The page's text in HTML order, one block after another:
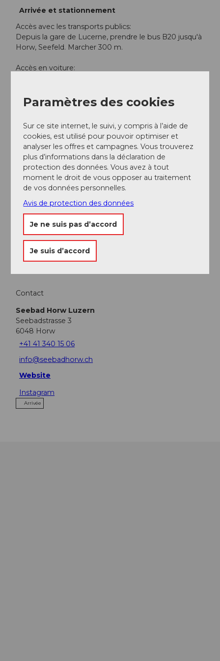
Arrivée et stationnement
Accès avec les transports publics:
Depuis la gare de Lucerne, prendre le bus B20 jusqu'à
Horw, Seefeld. Marcher 300 m.
Accès en voiture:
Instagram
A proximité
A voir
Excursions
Contact
Seebad Horw Luzern
Seebadstrasse 3
6048 Horw
+41 41 340 15 06
info@seebadhorw.ch
Website
Instagram
Arrivée
Paramètres des cookies
Sur ce site internet, le suivi, y compris à l’aide de
cookies, est utilisé pour pouvoir optimiser et
analyser les offres et campagnes. Vous trouverez
plus d’informations dans la déclaration de
protection des données. Vous avez à tout
moment le droit de vous opposer au traitement
de vos données personnelles.
Avis de protection des données
Je ne suis pas d’accord
Je suis d’accord